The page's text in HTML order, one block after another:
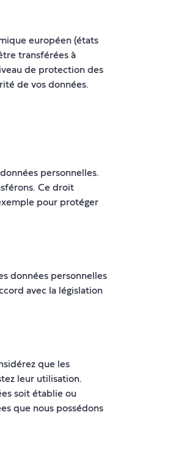
européen (états
transférées à
de protection des
de vos données.
personnelles.
Ce droit
pour protéger
données personnelles
avec la législation
que les
leur utilisation.
soit établie ou
que nous possédons